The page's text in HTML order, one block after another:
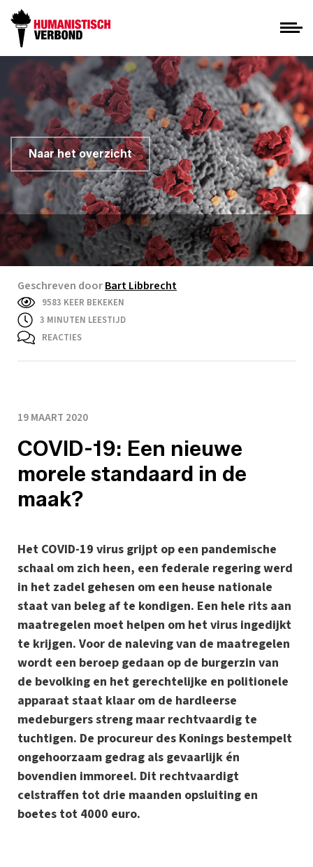
Naar het overzicht
Geschreven doorBart Libbrecht
9583 KEER BEKEKEN
3 MINUTEN LEESTIJD
REACTIES
19 MAART 2020
COVID-19: Een nieuwe
morele standaard in de
maak?
Het COVID-19 virus grijpt op een pandemische
schaal om zich heen, een federale regering werd
in het zadel gehesen om een heuse nationale
staat van beleg af te kondigen. Een hele rits aan
maatregelen moet helpen om het virus ingedijkt
te krijgen. Voor de naleving van de maatregelen
wordt een beroep gedaan op de burgerzin van
de bevolking en het gerechtelijke en politionele
apparaat staat klaar om de hardleerse
medeburgers streng maar rechtvaardig te
tuchtigen. De procureur des Konings bestempelt
ongehoorzaam gedrag als gevaarlijk én
bovendien immoreel. Dit rechtvaardigt
celstraffen tot drie maanden opsluiting en
boetes tot 4000 euro.